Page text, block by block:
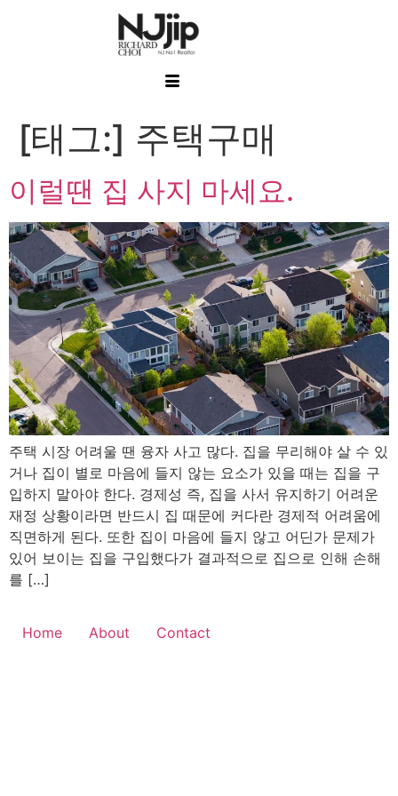
[태그:] 주택구매
이럴땐 집 사지 마세요.
주택 시장 어려울 땐 융자 사고 많다. 집을 무리해야 살 수 있
거나 집이 별로 마음에 들지 않는 요소가 있을 때는 집을 구
입하지 말아야 한다. 경제성 즉, 집을 사서 유지하기 어려운
재정 상황이라면 반드시 집 때문에 커다란 경제적 어려움에
직면하게 된다. 또한 집이 마음에 들지 않고 어딘가 문제가
있어 보이는 집을 구입했다가 결과적으로 집으로 인해 손해
를 […]
Home About Contact